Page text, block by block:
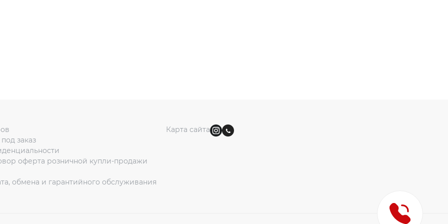
заказ
оферта розничной купли-продажи
обмена и гарантийного обслуживания
Карта сайта